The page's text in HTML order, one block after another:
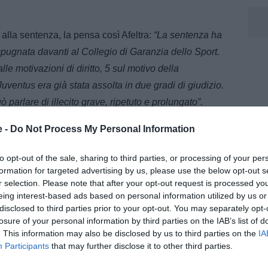
- Do Not Process My Personal Information
opt-out of the sale, sharing to third parties, or processing of your
for targeted advertising by us, please use the below opt-out
selection. Please note that after your opt-out request is processed
interest-based ads based on personal information utilized by us
to third parties prior to your opt-out. You may separately
of your personal information by third parties on the IAB’s list of
This information may also be disclosed by us to third parties on the
Participants that may further disclose it to other third parties.
sentenza, la pensa così Afeltra: “La sentenza ha
davanti al Collegio di Garanzia dello Sport.
motivazioni di diritto, 5 sul motivo della
era già stata assolta in due gradi di giudizio.
parlare di illecito grave, ripetuto e prolungato”.
editorialista e volto di Radio Bianconera, dove conduce “Fuori
dedicati all’attualità della Juventus e ai live delle partite
dal 2007, nel corso della carriera ha lavorato tra carta stampata,
diverse testate e realtà dell’informazione sportiva.